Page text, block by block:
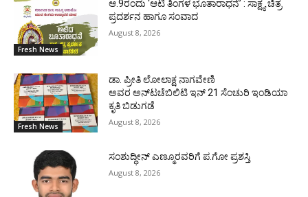
Fresh News
ಆ.9ರಂದು ‘ಆಟಿ ತಿಂಗಳ ಭೂತಾರಾಧನೆ’ : ಸಾಕ್ಷ್ಯ ಚಿತ್ರ
ಪ್ರದರ್ಶನ ಹಾಗೂ ಸಂವಾದ
August 8, 2026
Fresh News
ಡಾ. ಪ್ರೀತಿ ಲೋಲಾಕ್ಷ ನಾಗವೇಣಿ
ಅವರ ಅನ್‌ಟಚೆಬಿಲಿಟಿ ಇನ್ 21 ಸೆಂಚುರಿ ಇಂಡಿಯಾ
ಕೃತಿ ಬಿಡುಗಡೆ
August 8, 2026
ಸಂಶುದ್ಧೀನ್ ಎಣ್ಮೂರವರಿಗೆ ಪ.ಗೋ ಪ್ರಶಸ್ತಿ
August 8, 2026